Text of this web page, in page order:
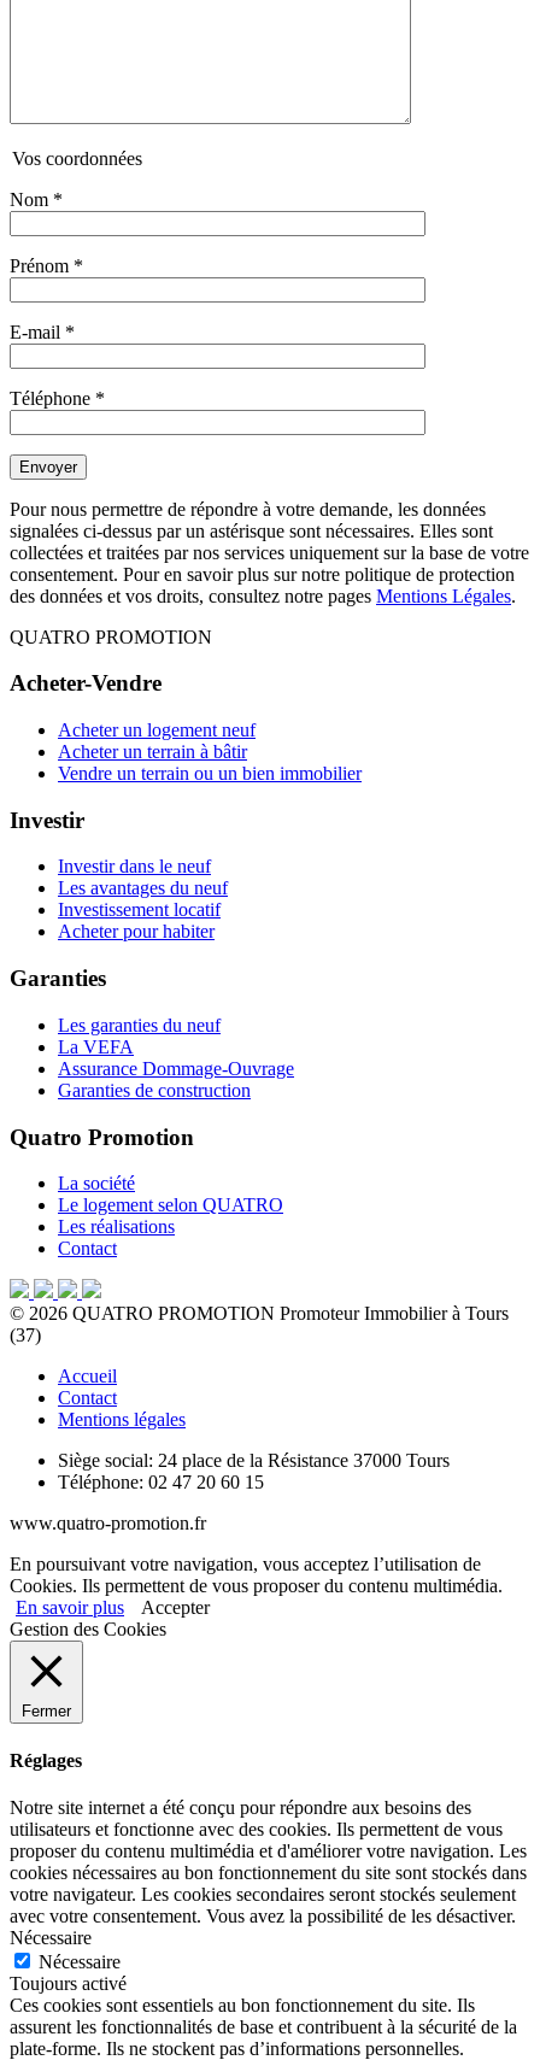
Vos coordonnées
Nom *
Prénom *
E-mail *
Téléphone *
Pour nous permettre de répondre à votre demande, les données
signalées ci-dessus par un astérisque sont nécessaires. Elles sont
collectées et traitées par nos services uniquement sur la base de votre
consentement. Pour en savoir plus sur notre politique de protection
des données et vos droits, consultez notre pages Mentions Légales.
QUATRO PROMOTION
Acheter-Vendre
Acheter un logement neuf
Acheter un terrain à bâtir
Vendre un terrain ou un bien immobilier
Investir
Investir dans le neuf
Les avantages du neuf
Investissement locatif
Acheter pour habiter
Garanties
Les garanties du neuf
La VEFA
Assurance Dommage-Ouvrage
Garanties de construction
Quatro Promotion
La société
Le logement selon QUATRO
Les réalisations
Contact
© 2026 QUATRO PROMOTION Promoteur Immobilier à Tours
(37)
Accueil
Contact
Mentions légales
Siège social: 24 place de la Résistance 37000 Tours
Téléphone: 02 47 20 60 15
www.quatro-promotion.fr
En poursuivant votre navigation, vous acceptez l’utilisation de
Cookies. Ils permettent de vous proposer du contenu multimédia.
En savoir plus
Accepter
Gestion des Cookies
Fermer
Réglages
Notre site internet a été conçu pour répondre aux besoins des
utilisateurs et fonctionne avec des cookies. Ils permettent de vous
proposer du contenu multimédia et d'améliorer votre navigation. Les
cookies nécessaires au bon fonctionnement du site sont stockés dans
votre navigateur. Les cookies secondaires seront stockés seulement
avec votre consentement. Vous avez la possibilité de les désactiver.
Nécessaire
Nécessaire
Toujours activé
Ces cookies sont essentiels au bon fonctionnement du site. Ils
assurent les fonctionnalités de base et contribuent à la sécurité de la
plate-forme. Ils ne stockent pas d’informations personnelles.